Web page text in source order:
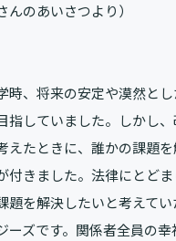
んのあいさつより）
時、将来の安定や漠然と
指していました。しかし
えたときに、誰かの課題
付きました。法律にとど
題を解決したいと考えて
ーズです。関係者全員の